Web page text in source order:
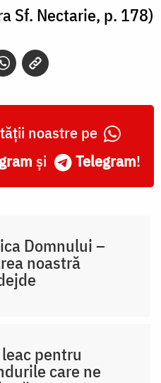
Sf. Nectarie, p. 178)
noastre pe
și Telegram!
Domnului –
noastră
pentru
care ne